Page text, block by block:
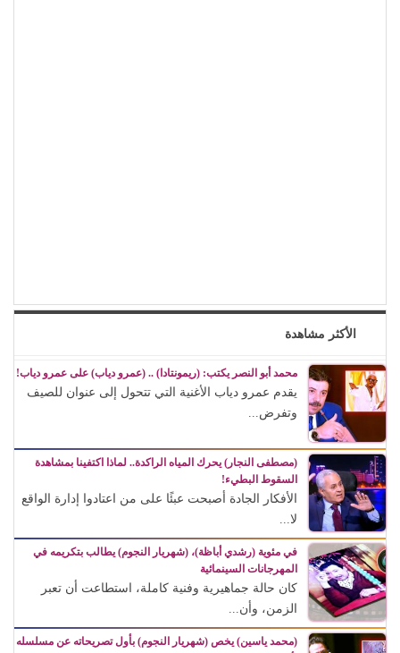
الأكثر مشاهدة
محمد أبو النصر يكتب: (ريمونتادا) .. (عمرو دياب) على عمرو دياب!
يقدم عمرو دياب الأغنية التي تتحول إلى عنوان للصيف
وتفرض...
(مصطفى النجار) يحرك المياه الراكدة.. لماذا اكتفينا بمشاهدة
السقوط البطيء!
الأفكار الجادة أصبحت عبئًا على من اعتادوا إدارة الواقع
لا...
في مئوية (رشدي أباظة)، (شهريار النجوم) يطالب بتكريمه في
المهرجانات السينمائية
كان حالة جماهيرية وفنية كاملة، استطاعت أن تعبر
الزمن، وأن...
(محمد ياسين) يخص (شهريار النجوم) بأول تصريحاته عن مسلسله